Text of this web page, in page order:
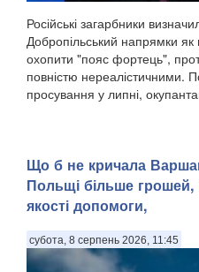
Російські загарбники
Добропільський напрямки як
охопити "пояс фортець",
повністю нереалістичними.
просування у липні,
Що б не кричала
Польщі більше грошей,
якості допомоги,
субота, 8 серпень 2026, 11:45